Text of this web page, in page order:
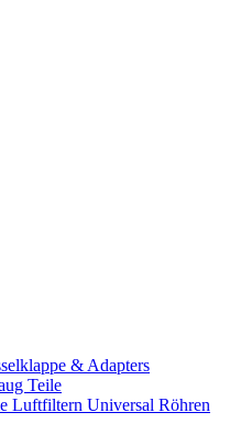
& Adapters
Teile
Luftfiltern Universal Röhren